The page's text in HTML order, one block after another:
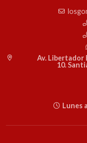
Av. Libertador
10.
Lunes